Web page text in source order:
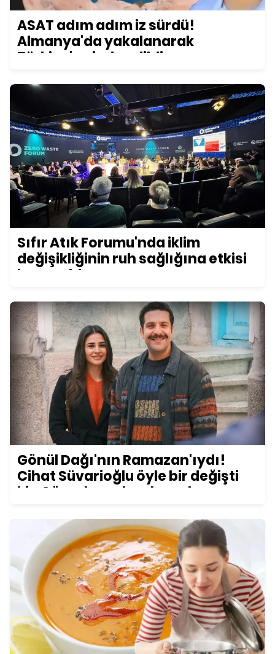
ASAT adım adım iz sürdü!
Almanya'da yakalanarak
Türkiye'ye iade edildi
Sıfır Atık Forumu'nda iklim
değişikliğinin ruh sağlığına etkisi
konuşuldu
Gönül Dağı'nın Ramazan'ıydı!
Cihat Süvarioğlu öyle bir değişti
ki... Görenler şoke oluyor!